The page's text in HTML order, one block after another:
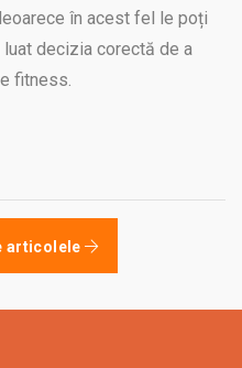
în acest fel le poți
decizia corectă de a
fitness.
articolele